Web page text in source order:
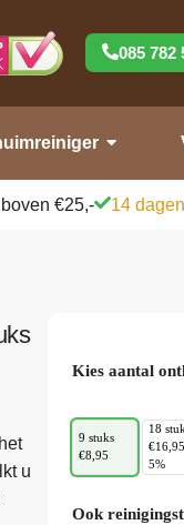
085 782
€25,- 14 dagen
u
Kies aantal
9 stuks
€8,95
18
€16,95
5%
Ook